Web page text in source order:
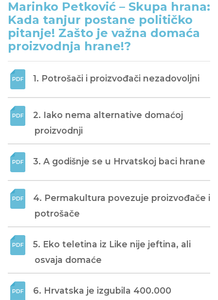
Marinko Petković – Skupa hrana:
Kada tanjur postane političko
pitanje! Zašto je važna domaća
proizvodnja hrane!?
1. Potrošači i proizvođači nezadovoljni
2. Iako nema alternative domaćoj
proizvodnji
3. A godišnje se u Hrvatskoj baci hrane
4. Permakultura povezuje proizvođače i
potrošače
5. Eko teletina iz Like nije jeftina, ali
osvaja domaće
6. Hrvatska je izgubila 400.000